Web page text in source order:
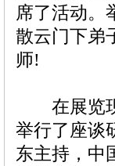
席了活动
散云门下弟
师!
在展览现
举行了座谈
东主持，中